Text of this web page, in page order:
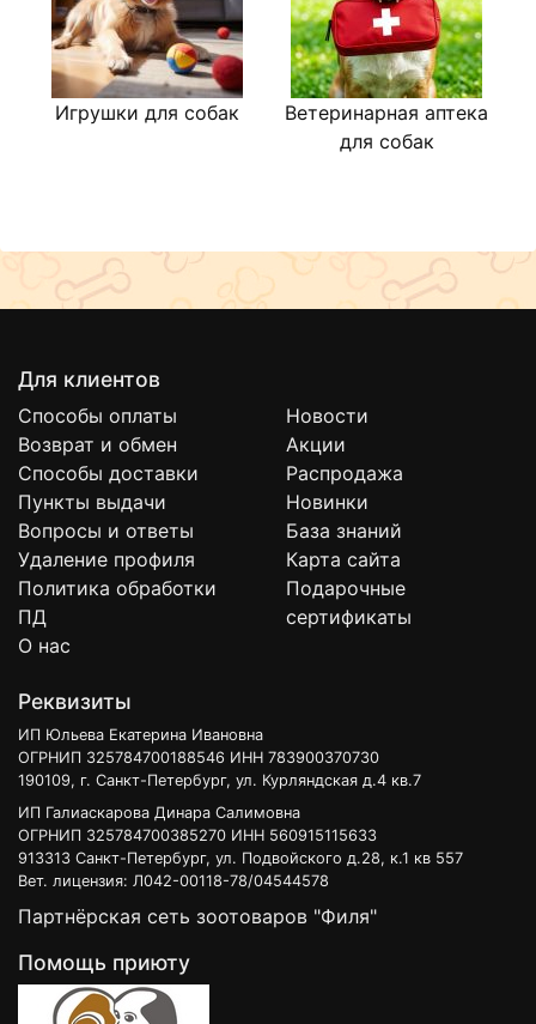
Игрушки для собак
Ветеринарная аптека
для собак
Для клиентов
Способы оплаты
Возврат и обмен
Способы доставки
Пункты выдачи
Вопросы и ответы
Удаление профиля
Политика обработки
ПД
О нас
Новости
Акции
Распродажа
Новинки
База знаний
Карта сайта
Подарочные
сертификаты
Реквизиты
ИП Юльева Екатерина Ивановна
ОГРНИП 325784700188546 ИНН 783900370730
190109, г. Санкт-Петербург, ул. Курляндская д.4 кв.7
ИП Галиаскарова Динара Салимовна
ОГРНИП 325784700385270 ИНН 560915115633
913313 Санкт-Петербург, ул. Подвойского д.28, к.1 кв 557
Вет. лицензия: Л042-00118-78/04544578
Партнёрская сеть зоотоваров "Филя"
Помощь приюту